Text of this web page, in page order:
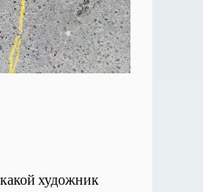
художник